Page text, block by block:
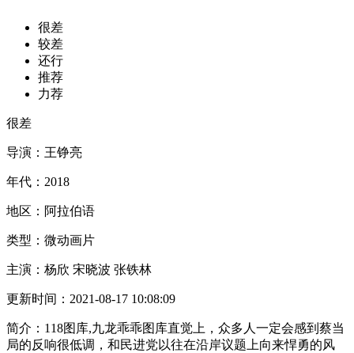
很差
较差
还行
推荐
力荐
很差
导演： 王铮亮
年代： 2018
地区： 阿拉伯语
类型： 微动画片
主演： 杨欣 宋晓波 张铁林
更新时间： 2021-08-17 10:08:09
简介： 118图库,九龙乖乖图库直觉上，众多人一定会感到蔡当
局的反响很低调，和民进党以往在沿岸议题上向来悍勇的风